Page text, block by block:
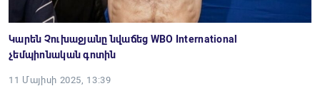
Կարեն Չուխաջյանը նվաճեց WBO International
չեմպիոնական գոտին
11 Մայիսի 2025, 13:39